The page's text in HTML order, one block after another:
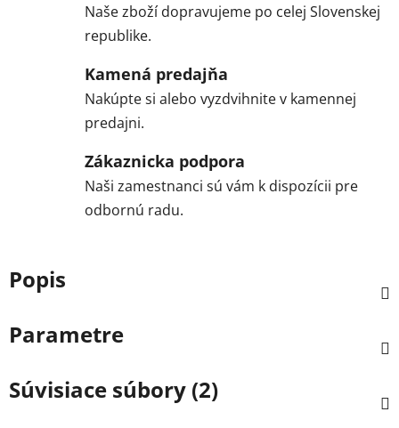
Naše zboží dopravujeme po celej Slovenskej
republike.
Kamená predajňa
Nakúpte si alebo vyzdvihnite v kamennej
predajni.
Zákaznicka podpora
Naši zamestnanci sú vám k dispozícii pre
odbornú radu.
Popis
Parametre
Súvisiace súbory (2)